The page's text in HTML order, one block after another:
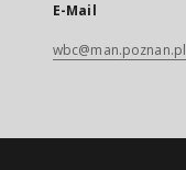
E-Mail
wbc@man.poznan.pl